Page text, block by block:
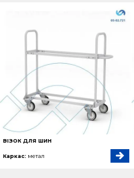
ВІЗОК ДЛЯ ШИН
Каркас: метал